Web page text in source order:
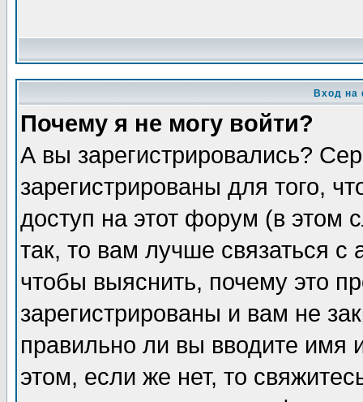
Вход на
Почему я не могу войти?
А вы зарегистрировались?
зарегистрированы для того,
доступ на этот форум (в этом
так, то вам лучше связаться
чтобы выяснить, почему это
зарегистрированы и вам не
правильно ли вы вводите
этом, если же нет, то